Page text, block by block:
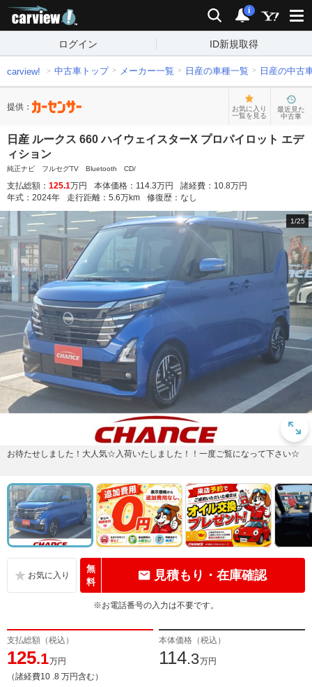
検索 通知
i
ログイン ID新規取得
carview! 中古車トップ メーカー一覧 日産の車種一覧 日産の中古
提供：
お気に入り
一覧を見る
最近見た
中古車
日産 ルークス 660 ハイウェイスターX プロパイロット エデ
ィション
純正ナビ フルセグTV Bluetooth CD/
支払総額： 125.1万円 本体価格： 114.3万円 諸経費： 10.8万円
年式： 2024年 走行距離： 5.6万km 修復歴： なし
1/25
お待たせしました！大人気☆入荷いたしました！！一度ご覧になって下さい☆
無
料
見積もり・在庫確認
※お電話番号の入力は不要です。
支払総額（税込）
125.1万円
（諸経費10 .8 万円含む）
本体価格（税込）
114.3万円